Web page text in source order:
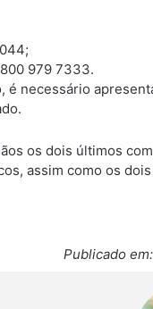
979 7333.
é necessário
os dois últimos
assim como os
Publicado